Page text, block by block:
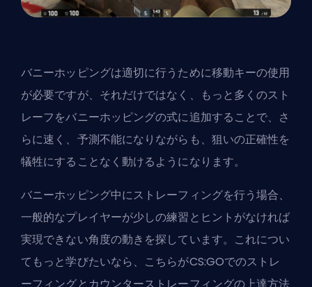
バニーホッピングは適切に行うために移動キーの使用
が必要ですが、それだけではなく、もっと多くのスト
レーフをバニーホッピングの式に追加することで、さ
らに速く、予測不能になりながらも、狙いの正確性を
犠牲にすることなく動けるようになります。
バニーホッピング中にストレーフィングを行う場合、
一般的なプレイヤーが少しの練習とヒントがなければ
実現できない角度の動きを探しています。これについ
てもっと学びたいなら、こちらがCS:GOでのストレ